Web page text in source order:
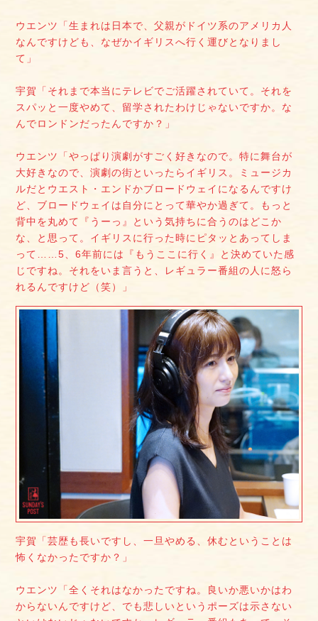
ウエンツ「生まれは日本で、父親がドイツ系のアメリカ人
なんですけども、なぜかイギリスへ行く運びとなりまし
て」
宇賀「それまで本当にテレビでご活躍されていて。それを
スパッと一度やめて、留学されたわけじゃないですか。な
んでロンドンだったんですか？」
ウエンツ「やっぱり演劇がすごく好きなので。特に舞台が
大好きなので、演劇の街といったらイギリス。ミュージカ
ルだとウエスト・エンドかブロードウェイになるんですけ
ど、ブロードウェイは自分にとって華やか過ぎて。もっと
背中を丸めて『うーっ』という気持ちに合うのはどこか
な、と思って。イギリスに行った時にピタッとあってしま
って……5、6年前には『もうここに行く』と決めていた感
じですね。それをいま言うと、レギュラー番組の人に怒ら
れるんですけど（笑）」
宇賀「芸歴も長いですし、一旦やめる、休むということは
怖くなかったですか？」
ウエンツ「全くそれはなかったですね。良いか悪いかはわ
からないんですけど、でも悲しいというポーズは示さない